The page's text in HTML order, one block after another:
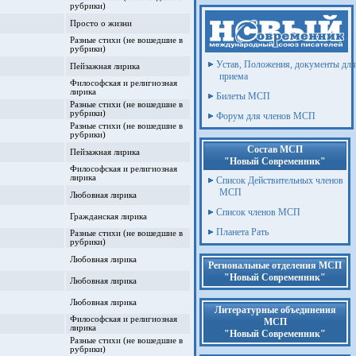
открытого смотра-конкурса
человечества"
конкурс "СВЫШЕ НАС СВЕТ
литературный конкурс "Вся
Литературный конкурс «Писатели без
Пейзажная лирика, стихи о животных и
участие в работе жюри Литературного
участие в работе жюри Поэтического
рубрики)
Просто о жизни
Разные стихи (не вошедшие в
рубрики)
Пейзажная лирика
Философская и религиозная
лирика
Разные стихи (не вошедшие в
рубрики)
Разные стихи (не вошедшие в
рубрики)
Пейзажная лирика
Философская и религиозная
лирика
Любовная лирика
Гражданская лирика
Разные стихи (не вошедшие в
рубрики)
Любовная лирика
Любовная лирика
Любовная лирика
Философская и религиозная
лирика
Разные стихи (не вошедшие в
рубрики)
Устав, Положения, документы для
приема
Билеты МСП
Форум для членов МСП
Состав МСП
"Новый Современник"
Список Действительных членов
МСП
Список членов МСП
Планета Рать
Региональные отделения МСП
"Новый Современник"
Литературные объединения
МСП
"Новый Современник"